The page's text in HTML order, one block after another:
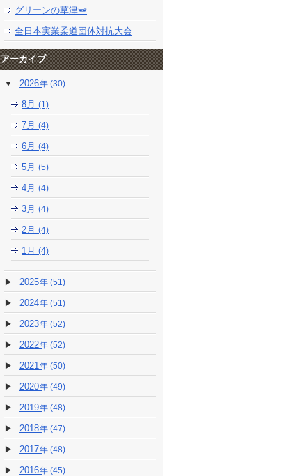
グリーンの草津🫛
全日本実業柔道団体対抗大会
アーカイブ
2026 (30)
8月(1)
7月(4)
6月(4)
5月(5)
4月(4)
3月(4)
2月(4)
1月(4)
2025 (51)
2024 (51)
2023 (52)
2022 (52)
2021 (50)
2020 (49)
2019 (48)
2018 (47)
2017 (48)
2016 (45)